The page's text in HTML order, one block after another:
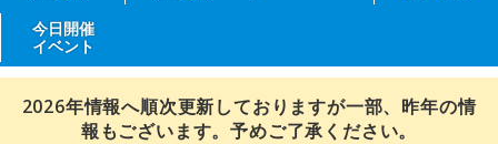
今日開催
イベント
2026年情報へ順次更新しておりますが一部、昨年の情
報もございます。予めご了承ください。